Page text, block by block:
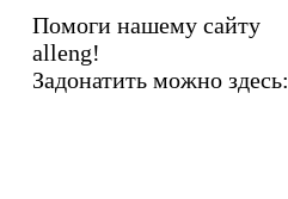
Помоги нашему сайту
alleng!
Задонатить можно здесь: